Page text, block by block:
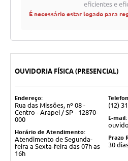
eficientes e
É necessário estar logado para
OUVIDORIA FÍSICA (PRESENCIAL)
Endereço:
Rua das Missões, nº 08 -
Centro - Arapeí / SP - 12870-
000
Horário de Atendimento:
Atendimento de Segunda-
feira a Sexta-feira das 07h as
16h
(12)
E-mail:
Prazo
30